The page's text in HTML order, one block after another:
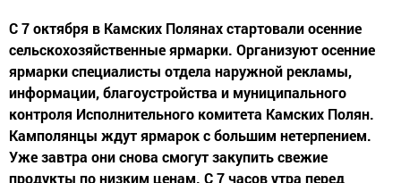
С 7 октября в Камских Полянах стартовали осенние
сельскохозяйственные ярмарки. Организуют осенние
ярмарки специалисты отдела наружной рекламы,
информации, благоустройства и муниципального
контроля Исполнительного комитета Камских Полян.
Камполянцы ждут ярмарок с большим нетерпением.
Уже завтра они снова смогут закупить свежие
продукты по низким ценам. С 7 часов утра перед